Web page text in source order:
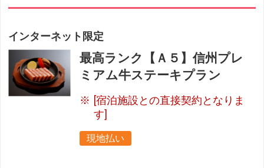
インターネット限定
最高ランク【Ａ５】信州プレ
ミアム牛ステーキプラン
[宿泊施設との直接契約となりま
す]
現地払い